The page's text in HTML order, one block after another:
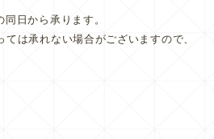
日から承ります。
は承れない場合がございますので、